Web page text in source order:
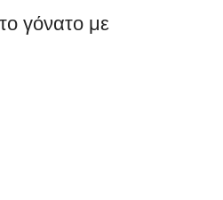
γόνατο με